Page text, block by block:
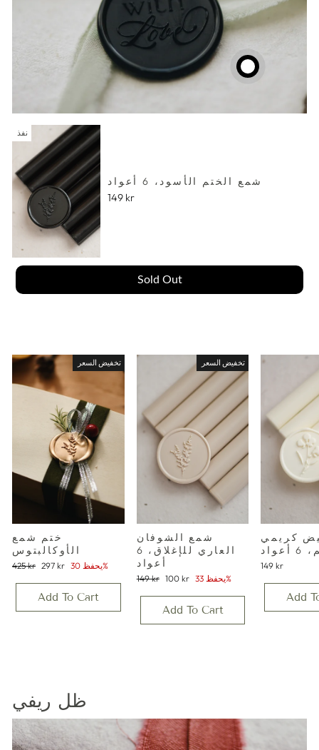
نفذ
شمع الختم الأسود، 6 أعواد
149 kr
Sold Out
تخفيض السعر
ختم شمع
الأوكالبتوس
سعر
425 kr سعر
297 kr يحفظ 30%
Add To Cart
تخفيض السعر
شمع الشوفان
العاري للإغلاق، 6
أعواد
سعر
149 kr سعر
100 kr يحفظ 33%
Add To Cart
كريمي
149 kr
Add
ظل ريفي